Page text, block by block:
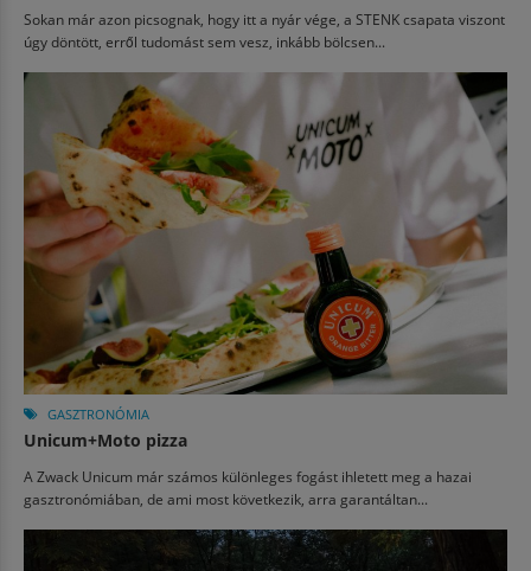
Sokan már azon picsognak, hogy itt a nyár vége, a STENK csapata viszont
úgy döntött, erről tudomást sem vesz, inkább bölcsen...
GASZTRONÓMIA
Unicum+Moto pizza
A Zwack Unicum már számos különleges fogást ihletett meg a hazai
gasztronómiában, de ami most következik, arra garantáltan...